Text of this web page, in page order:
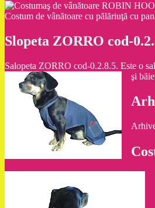
Costum de vânătoare cu pălăriuţă cu
Slopeta ZORRO cod-
Salopeta ZORRO cod-0.2.8.5. Este o
şi